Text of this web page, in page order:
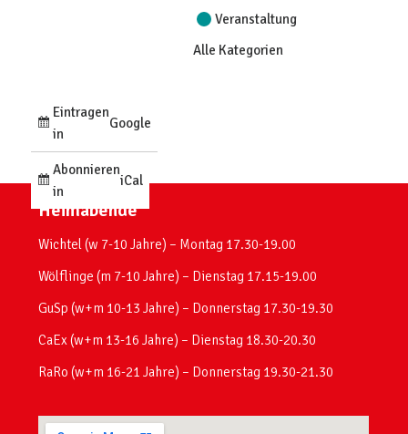
Veranstaltung
Alle Kategorien
Eintragen
in
Google
Abonnieren
in
iCal
Heimabende
Wichtel (w 7-10 Jahre) – Montag 17.30-19.00
Wölflinge (m 7-10 Jahre) – Dienstag 17.15-19.00
GuSp (w+m 10-13 Jahre) – Donnerstag 17.30-19.30
CaEx (w+m 13-16 Jahre) – Dienstag 18.30-20.30
RaRo (w+m 16-21 Jahre) – Donnerstag 19.30-21.30